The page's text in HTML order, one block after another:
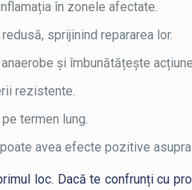
în zonele afectate.
sprijinind repararea lor.
și îmbunătățește
rezistente.
termen lung.
avea efecte pozitive
loc. Dacă te confrunți cu